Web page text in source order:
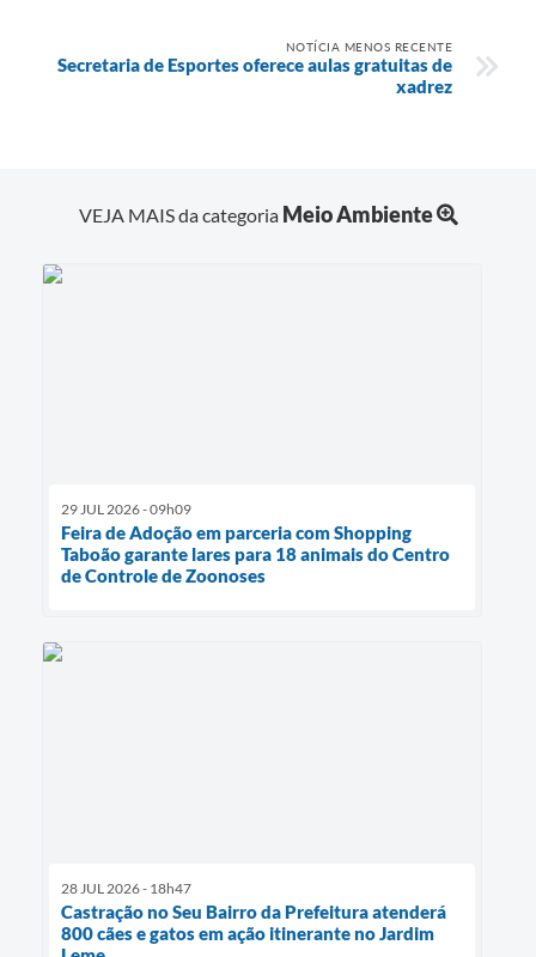
NOTÍCIA MENOS RECENTE
Secretaria de Esportes oferece aulas gratuitas de
xadrez
VEJA MAIS da categoria Meio Ambiente
29 JUL 2026 - 09h09
Feira de Adoção em parceria com Shopping
Taboão garante lares para 18 animais do Centro
de Controle de Zoonoses
28 JUL 2026 - 18h47
Castração no Seu Bairro da Prefeitura atenderá
800 cães e gatos em ação itinerante no Jardim